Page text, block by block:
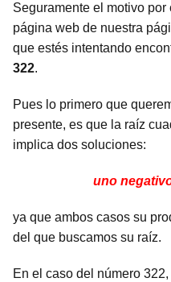
Seguramente el motivo
página web de nuestra
que estés intentando
322.
Pues lo primero que
presente, es que la raíz
implica dos soluciones:
uno
ya que ambos casos su
del que buscamos su raíz.
En el caso del número